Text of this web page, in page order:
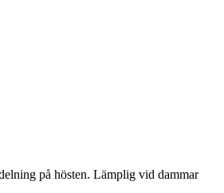
på hösten. Lämplig vid dammar